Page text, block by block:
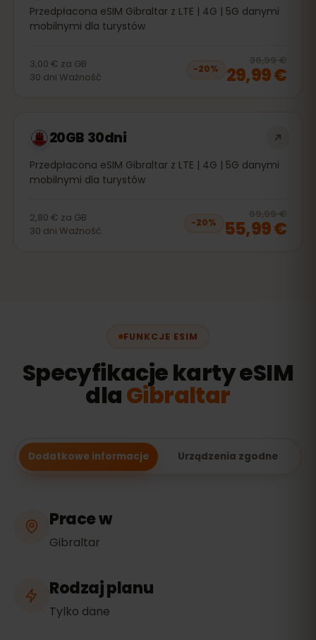
Przedpłacona eSIM Gibraltar z LTE | 4G | 5G danymi
mobilnymi dla turystów
3,00 € za GB
30 dni Ważność
−20%
36,99 €
29,99 €
20GB 30dni
Przedpłacona eSIM Gibraltar z LTE | 4G | 5G danymi
mobilnymi dla turystów
2,80 € za GB
30 dni Ważność
−20%
69,99 €
55,99 €
FUNKCJE ESIM
Specyfikacje karty eSIM
dlaGibraltar
Dodatkowe informacje Urządzenia zgodne
Prace w
Gibraltar
Rodzaj planu
Tylko dane